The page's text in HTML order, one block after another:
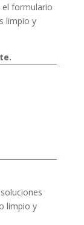
el formulario
limpio y
limpio y